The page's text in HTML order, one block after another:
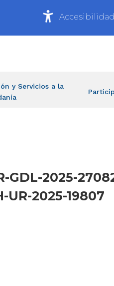
Accesibilidad
y Servicios a la
2025-
UR-2025-19807